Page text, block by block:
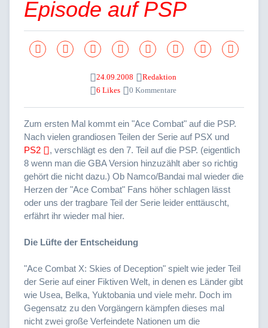
Episode auf PSP
24.09.2008
Redaktion
6 Likes
0 Kommentare
Zum ersten Mal kommt ein "Ace Combat" auf die PSP.
Nach vielen grandiosen Teilen der Serie auf PSX und
PS2
, verschlägt es den 7. Teil auf die PSP. (eigentlich
8 wenn man die GBA Version hinzuzählt aber so richtig
gehört die nicht dazu.) Ob Namco/Bandai mal wieder die
Herzen der "Ace Combat" Fans höher schlagen lässt
oder uns der tragbare Teil der Serie leider enttäuscht,
erfährt ihr wieder mal hier.
Die Lüfte der Entscheidung
"Ace Combat X: Skies of Deception" spielt wie jeder Teil
der Serie auf einer Fiktiven Welt, in denen es Länder gibt
wie Usea, Belka, Yuktobania und viele mehr. Doch im
Gegensatz zu den Vorgängern kämpfen dieses mal
nicht zwei große Verfeindete Nationen um die